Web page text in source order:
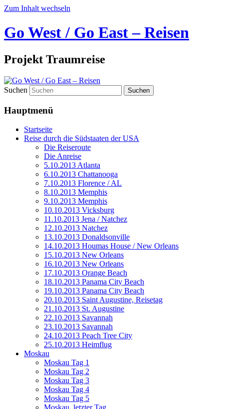
Zum Inhalt wechseln
Go West / Go East – Reisen
Projekt Traumreise
Suchen
Hauptmenü
Startseite
Reise durch die Südstaaten der USA
Die Reiseroute
Die Anreise
5.10.2013 Atlanta
6.10.2013 Chattanooga
7.10.2013 Florence / AL
8.10.2013 Memphis
9.10.2013 Memphis
10.10.2013 Vicksburg
11.10.2013 Jena / Natchez
12.10.2013 Natchez
13.10.2013 Donaldsonville
14.10.2013 Houmas House / New Orleans
15.10.2013 New Orleans
16.10.2013 New Orleans
17.10.2013 Orange Beach
18.10.2013 Panama City Beach
19.10.2013 Panama City Beach
20.10.2013 Saint Augustine, Reisetag
21.10.2013 St. Augustine
22.10.2013 Savannah
23.10.2013 Savannah
24.10.2013 Peach Tree City
25.10.2013 Heimflug
Moskau
Moskau Tag 1
Moskau Tag 2
Moskau Tag 3
Moskau Tag 4
Moskau Tag 5